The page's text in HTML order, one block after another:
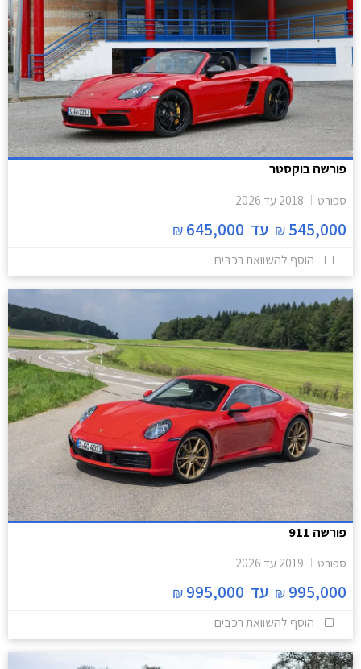
פורשה בוקסטר
ספורט 2018 עד 2026
545,000
₪ עד 645,000
₪
הוסף להשוואת רכבים
פורשה 911
ספורט 2019 עד 2026
995,000
₪ עד 995,000
₪
הוסף להשוואת רכבים